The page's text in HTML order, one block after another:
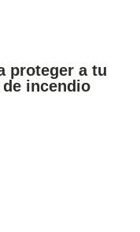
proteger a tu
incendio